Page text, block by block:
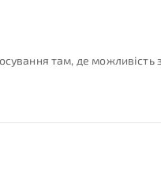
там, де можливість